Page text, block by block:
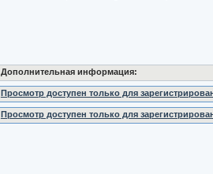
Дополнительная информация:
Просмотр доступен только для
Просмотр доступен только для